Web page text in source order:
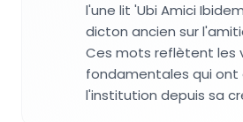
l'une lit 'Ubi Amici
dicton ancien sur
Ces mots reflètent les
fondamentales qui ont
l'institution depuis sa